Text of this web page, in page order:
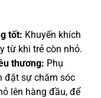
tốt: Khuyến khích
từ khi trẻ còn nhỏ.
thương: Phụ
đặt sự chăm sóc
lên hàng đầu, để